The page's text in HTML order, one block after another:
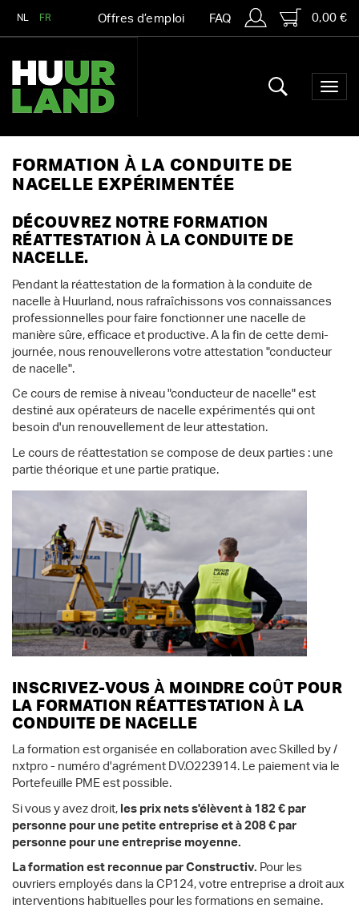
NL FR Offres d’emploi FAQ 0,00 €
FORMATION À LA CONDUITE DE
NACELLE EXPÉRIMENTÉE
DÉCOUVREZ NOTRE FORMATION
RÉATTESTATION À LA CONDUITE DE
NACELLE.
Pendant la réattestation de la formation à la conduite de
nacelle à Huurland, nous rafraîchissons vos connaissances
professionnelles pour faire fonctionner une nacelle de
manière sûre, efficace et productive. A la fin de cette demi-
journée, nous renouvellerons votre attestation "conducteur
de nacelle".
Ce cours de remise à niveau "conducteur de nacelle" est
destiné aux opérateurs de nacelle expérimentés qui ont
besoin d'un renouvellement de leur attestation.
Le cours de réattestation se compose de deux parties : une
partie théorique et une partie pratique.
INSCRIVEZ-VOUS À MOINDRE COÛT POUR
LA FORMATION RÉATTESTATION À LA
CONDUITE DE NACELLE
La formation est organisée en collaboration avec Skilled by /
nxtpro - numéro d'agrément DV.O223914. Le paiement via le
Portefeuille PME est possible.
Si vous y avez droit, les prix nets s'élèvent à 182 € par
personne pour une petite entreprise et à 208 € par
personne pour une entreprise moyenne.
La formation est reconnue par Constructiv. Pour les
ouvriers employés dans la CP124, votre entreprise a droit aux
interventions habituelles pour les formations en semaine.